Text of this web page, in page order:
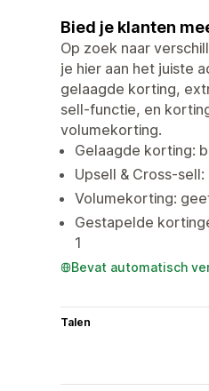
Bied je klanten
Op zoek naar
je hier aan het juiste
gelaagde korting,
sell-functie, en
volumekorting.
Gelaagde korting:
Upsell & Cross-
Volumekorting:
Gestapelde
1
Bevat automatisch
Talen